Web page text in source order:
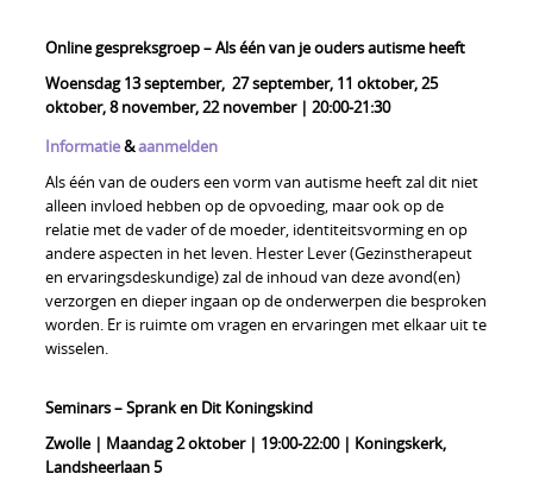
Online gespreksgroep – Als één van je ouders autisme heeft
Woensdag 13 september, 27 september, 11 oktober, 25
oktober, 8 november, 22 november | 20:00-21:30
Informatie&aanmelden
Als één van de ouders een vorm van autisme heeft zal dit niet
alleen invloed hebben op de opvoeding, maar ook op de
relatie met de vader of de moeder, identiteitsvorming en op
andere aspecten in het leven. Hester Lever (Gezinstherapeut
en ervaringsdeskundige) zal de inhoud van deze avond(en)
verzorgen en dieper ingaan op de onderwerpen die besproken
worden. Er is ruimte om vragen en ervaringen met elkaar uit te
wisselen.
Seminars – Sprank en Dit Koningskind
Zwolle | Maandag 2 oktober | 19:00-22:00 | Koningskerk,
Landsheerlaan 5